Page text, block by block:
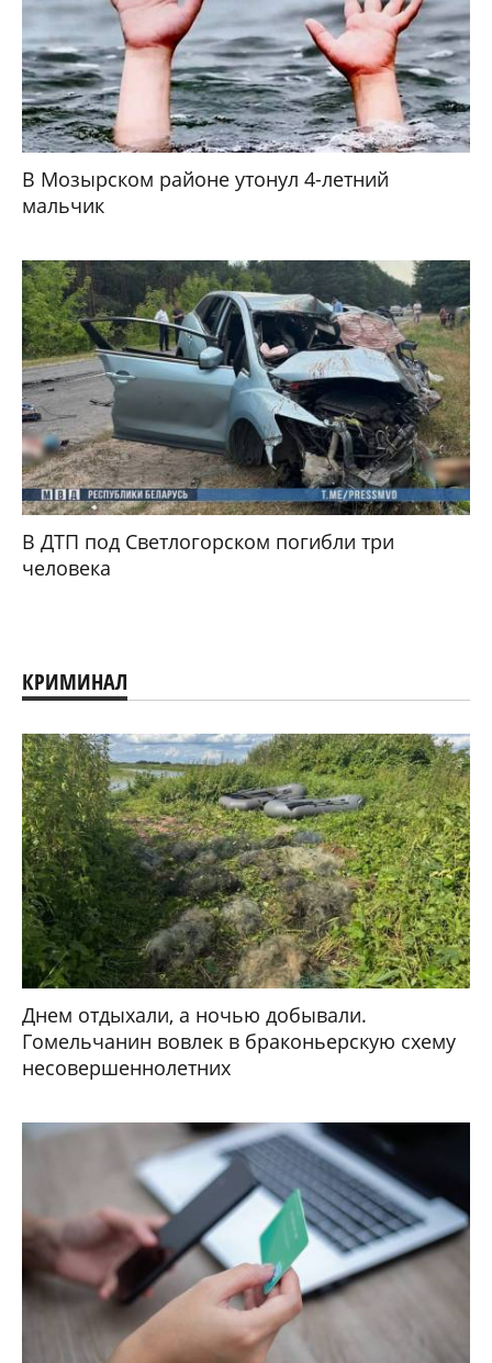
В Мозырском районе утонул 4-летний
мальчик
В ДТП под Светлогорском погибли три
человека
КРИМИНАЛ
Днем отдыхали, а ночью добывали.
Гомельчанин вовлек в браконьерскую схему
несовершеннолетних